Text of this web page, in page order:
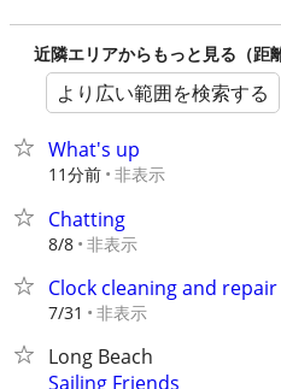
近隣エリアからもっと見る（距
より広い範囲を検索する
What's up
11分前 非表示
Chatting
8/8 非表示
Clock cleaning and
7/31 非表示
Long Beach
Sailing Friends